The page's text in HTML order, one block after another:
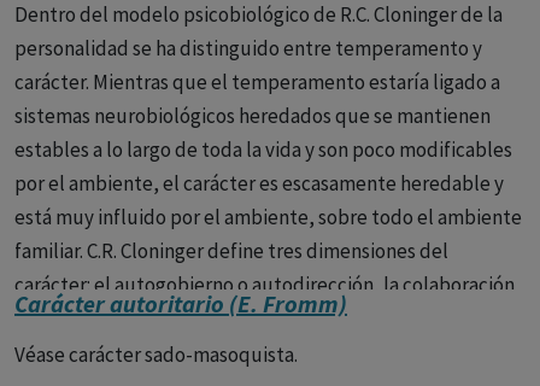
Dentro del modelo psicobiológico de R.C. Cloninger de la
personalidad se ha distinguido entre temperamento y
carácter. Mientras que el temperamento estaría ligado a
sistemas neurobiológicos heredados que se mantienen
estables a lo largo de toda la vida y son poco modificables
por el ambiente, el carácter es escasamente heredable y
está muy influido por el ambiente, sobre todo el ambiente
familiar. C.R. Cloninger define tres dimensiones del
carácter: el autogobierno o autodirección, la colaboración
o cooperación y la transcendencia o autotranscendencia.
Carácter autoritario (E. Fromm)
Véase carácter sado-masoquista.